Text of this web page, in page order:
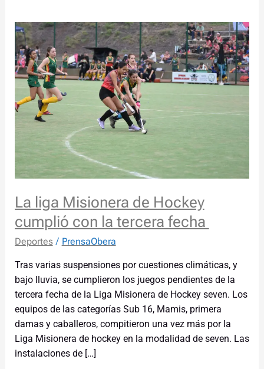
La liga Misionera de Hockey
cumplió con la tercera fecha
Deportes/ PrensaObera
Tras varias suspensiones por cuestiones climáticas, y
bajo lluvia, se cumplieron los juegos pendientes de la
tercera fecha de la Liga Misionera de Hockey seven. Los
equipos de las categorías Sub 16, Mamis, primera
damas y caballeros, compitieron una vez más por la
Liga Misionera de hockey en la modalidad de seven. Las
instalaciones de […]
La
liga
Misionera
de
Hockey
cumplió
con
la
tercera